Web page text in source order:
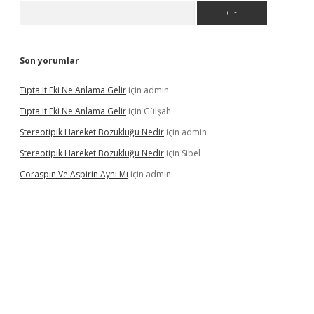
Son yorumlar
Tıpta It Eki Ne Anlama Gelir için admin
Tıpta It Eki Ne Anlama Gelir için Gülşah
Stereotipik Hareket Bozukluğu Nedir için admin
Stereotipik Hareket Bozukluğu Nedir için Sibel
Coraspin Ve Aspirin Aynı Mı için admin